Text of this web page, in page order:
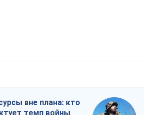
вне плана: кто
темп войны